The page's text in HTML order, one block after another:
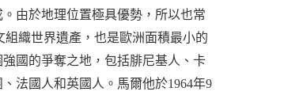
由於地理位置極具優勢，所以也常
組織世界遺產，也是歐洲面積最小的
國的爭奪之地，包括腓尼基人、卡
法國人和英國人。馬爾他於1964年9